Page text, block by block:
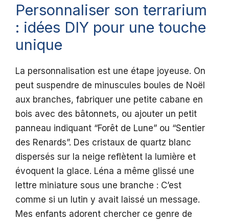
Personnaliser son terrarium
: idées DIY pour une touche
unique
La personnalisation est une étape joyeuse. On
peut suspendre de minuscules boules de Noël
aux branches, fabriquer une petite cabane en
bois avec des bâtonnets, ou ajouter un petit
panneau indiquant “Forêt de Lune” ou “Sentier
des Renards”. Des cristaux de quartz blanc
dispersés sur la neige reflètent la lumière et
évoquent la glace. Léna a même glissé une
lettre miniature sous une branche : C’est
comme si un lutin y avait laissé un message.
Mes enfants adorent chercher ce genre de